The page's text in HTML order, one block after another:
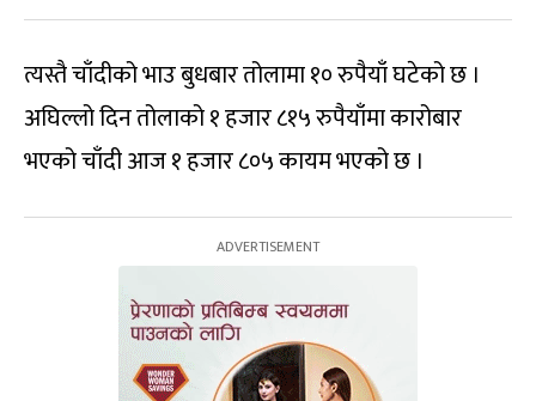
त्यस्तै चाँदीको भाउ बुधबार तोलामा १० रुपैयाँ घटेको छ ।
अघिल्लो दिन तोलाको १ हजार ८१५ रुपैयाँमा कारोबार
भएको चाँदी आज १ हजार ८०५ कायम भएको छ ।